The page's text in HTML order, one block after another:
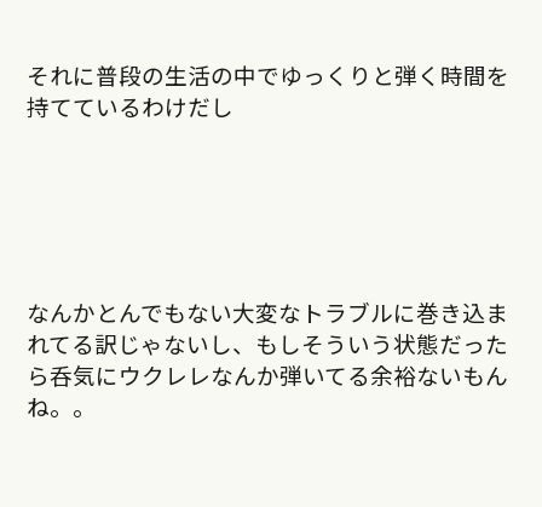
それに普段の生活の中でゆっくりと弾く時間を
持てているわけだし
なんかとんでもない大変なトラブルに巻き込ま
れてる訳じゃないし、もしそういう状態だった
ら呑気にウクレレなんか弾いてる余裕ないもん
ね。。